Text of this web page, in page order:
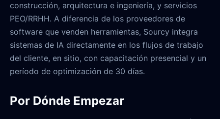
construcción, arquitectura e ingeniería, y servicios
PEO/RRHH. A diferencia de los proveedores de
software que venden herramientas, Sourcy integra
sistemas de IA directamente en los flujos de trabajo
del cliente, en sitio, con capacitación presencial y un
período de optimización de 30 días.
Por Dónde Empezar